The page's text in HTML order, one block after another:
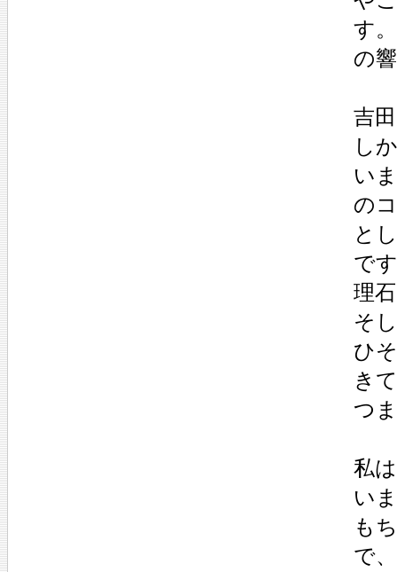
す
の
吉
し
い
の
と
で
理
そ
ひ
き
つ
私
い
も
で